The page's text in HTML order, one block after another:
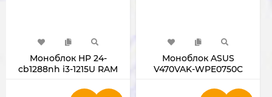
Моноблок HP 24-
cb1288nh i3-1215U RAM
WHITE B73TXEA
Моноблок ASUS
V470VAK-WPE0750C
SSD 512GB 27" WHITE